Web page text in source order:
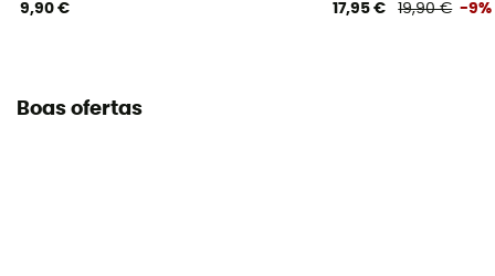
9,90 € 17,95 € 19,90 € -9%
Boas ofertas